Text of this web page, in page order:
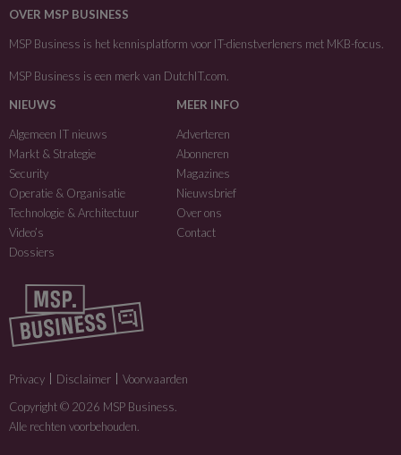
OVER MSP BUSINESS
MSP Business is het kennisplatform voor IT-dienstverleners met MKB-focus.
MSP Business is een merk van DutchIT.com.
NIEUWS
Algemeen IT nieuws
Markt & Strategie
Security
Operatie & Organisatie
Technologie & Architectuur
Video’s
Dossiers
MEER INFO
Adverteren
Abonneren
Magazines
Nieuwsbrief
Over ons
Contact
Privacy Disclaimer
Voorwaarden
Copyright © 2026 MSP Business.
Alle rechten voorbehouden.